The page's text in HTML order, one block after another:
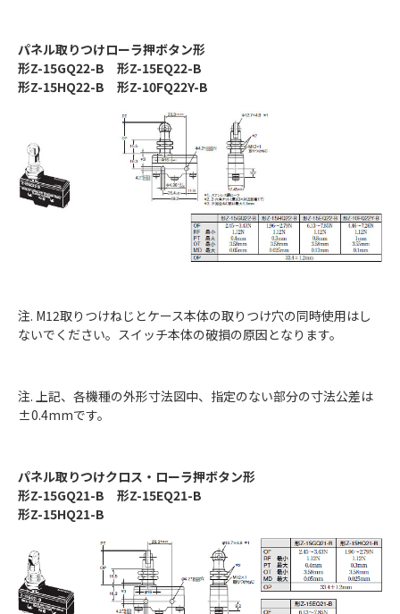
パネル取りつけローラ押ボタン形
形Z-15GQ22-B 形Z-15EQ22-B
形Z-15HQ22-B 形Z-10FQ22Y-B
注. M12取りつけねじとケース本体の取りつけ穴の同時使用はし
ないでください。スイッチ本体の破損の原因となります。
注. 上記、各機種の外形寸法図中、指定のない部分の寸法公差は
±0.4mmです。
パネル取りつけクロス・ローラ押ボタン形
形Z-15GQ21-B 形Z-15EQ21-B
形Z-15HQ21-B